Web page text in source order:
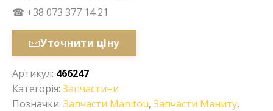
☎ +38 073 377 14 21
Уточнити ціну
Артикул: 466247
Категорія: Запчастини
Позначки: Запчасти Manitou, Запчасти Маниту,